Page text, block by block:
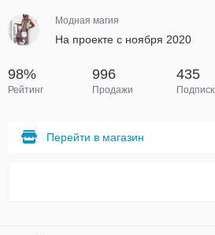
Модная магия
На проекте с ноября 2020
98%
Рейтинг
996
Продажи
435
Перейти в магазин